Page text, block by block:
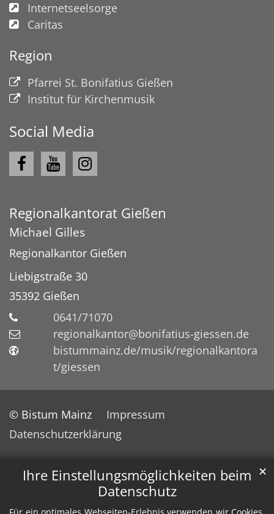
Ihre Einstellungsmöglichkeiten beim
Datenschutz
✕
Internetseelsorge
Caritas
Region
Pfarrei St. Bonifatius Gießen
Institut für Kirchenmusik
Social Media
Regionalkantorat Gießen
Michael Gilles
Regionalkantor Gießen
Liebigstraße 30
35392 Gießen
0641/71070
regionalkantor@bonifatius-giessen.de
bistummainz.de/musik/regionalkantora
t/giessen
© Bistum Mainz
Impressum
Datenschutzerklärung